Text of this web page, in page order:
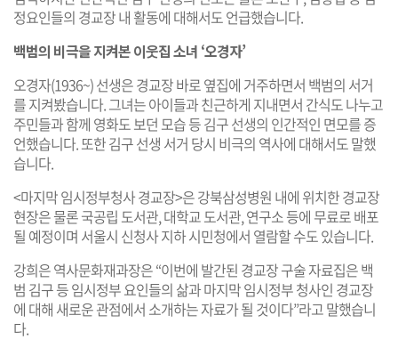
정요인들의 경교장 내 활동에 대해서도 언급했습니다.
백범의 비극을 지켜본 이웃집 소녀 ‘오경자’
오경자(1936~) 선생은 경교장 바로 옆집에 거주하면서 백범의 서거
를 지켜봤습니다. 그녀는 아이들과 친근하게 지내면서 간식도 나누고
주민들과 함께 영화도 보던 모습 등 김구 선생의 인간적인 면모를 증
언했습니다. 또한 김구 선생 서거 당시 비극의 역사에 대해서도 말했
습니다.
<마지막 임시정부청사 경교장>은 강북삼성병원 내에 위치한 경교장
현장은 물론 국공립 도서관, 대학교 도서관, 연구소 등에 무료로 배포
될 예정이며 서울시 신청사 지하 시민청에서 열람할 수도 있습니다.
강희은 역사문화재과장은 “이번에 발간된 경교장 구술 자료집은 백
범 김구 등 임시정부 요인들의 삶과 마지막 임시정부 청사인 경교장
에 대해 새로운 관점에서 소개하는 자료가 될 것이다”라고 말했습니
다.